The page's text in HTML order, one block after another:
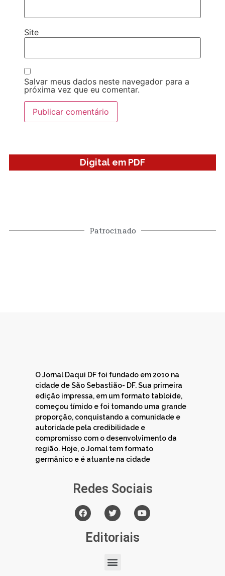
Site
Salvar meus dados neste navegador para a
próxima vez que eu comentar.
Digital em PDF
Patrocinado
O Jornal Daqui DF foi fundado em 2010 na
cidade de São Sebastião- DF. Sua primeira
edição impressa, em um formato tabloide,
começou tímido e foi tomando uma grande
proporção, conquistando a comunidade e
autoridade pela credibilidade e
compromisso com o desenvolvimento da
região. Hoje, o Jornal tem formato
germânico e é atuante na cidade
Redes Sociais
Editoriais